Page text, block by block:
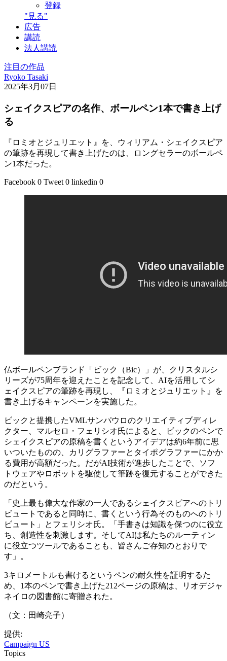
登録
"見る"
広告
講読
法人講読
注目の作品
Ryoko Tasaki
2025年3月07日
シェイクスピアの名作、ボールペン1本で書き上げ
る
『ロミオとジュリエット』を、ウィリアム・シェイクスピア
の筆跡を再現して書き上げたのは、ロングセラーのボールペ
ン1本だった。
Facebook 0 Tweet 0 linkedin 0
仏ボールペンブランド「ビック（Bic）」が、クリスタルシ
リーズが75周年を迎えたことを記念して、AIを活用してシ
ェイクスピアの筆跡を再現し、『ロミオとジュリエット』を
書き上げるキャンペーンを実施した。
ビックと提携したVMLサンパウロのクリエイティブディレ
クター、マルセロ・フェリシオ氏によると、ビックのペンで
シェイクスピアの原稿を書くというアイデアは約6年前に思
いついたものの、カリグラファーとタイポグラファーにかか
る費用が高額だった。だがAI技術が進歩したことで、ソフ
トウェアやロボットを駆使して筆跡を復元することができた
のだという。
「史上最も偉大な作家の一人であるシェイクスピアへのトリ
ビュートであると同時に、書くという行為そのものへのトリ
ビュート」とフェリシオ氏。「手書きは知識を保つのに役立
ち、創造性を刺激します。そしてAIは私たちのルーティン
に役立つツールであることも、皆さんご存知のとおりで
す」。
3キロメートルも書けるというペンの耐久性を証明するた
め、1本のペンで書き上げた212ページの原稿は、リオデジャ
ネイロの図書館に寄贈された。
（文：田崎亮子）
提供:
Campaign US
Topics